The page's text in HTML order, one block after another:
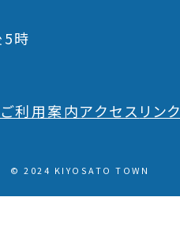
時
利用案内アクセス リンク
© 2024 KIYOSATO TOWN